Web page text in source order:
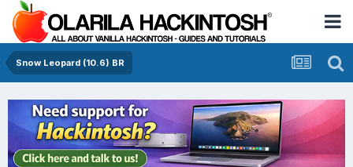
Snow Leopard (10.6) BR